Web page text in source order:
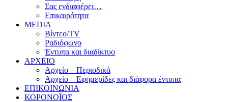
Σας ενδιαφέρει…
Επικαιρότητα
MEDIA
Βίντεο/TV
Ραδιόφωνο
Έντυπα και διαδίκτυο
ΑΡΧΕΙΟ
Αρχείο – Περιοδικά
Αρχείο – Εφημερίδες και διάφορα έντυπα
ΕΠΙΚΟΙΝΩΝΙΑ
ΚΟΡΟΝΟΪΟΣ